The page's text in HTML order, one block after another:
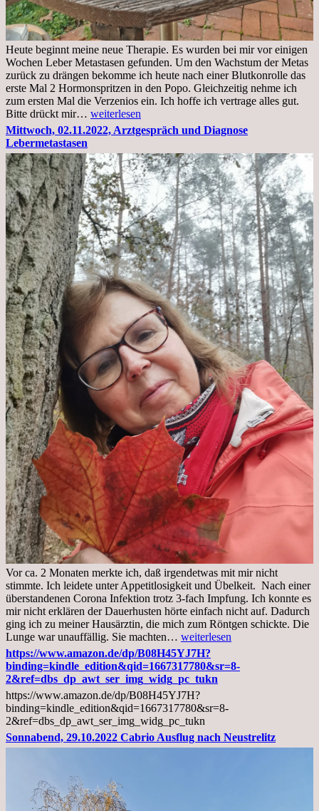
Heute beginnt meine neue Therapie. Es wurden bei mir vor einigen
Wochen Leber Metastasen gefunden. Um den Wachstum der Metas
zurück zu drängen bekomme ich heute nach einer Blutkonrolle das
erste Mal 2 Hormonspritzen in den Popo. Gleichzeitig nehme ich
zum ersten Mal die Verzenios ein. Ich hoffe ich vertrage alles gut.
Bitte drückt mir… Mittwoch,
09.11.2022
weiterlesen
Mittwoch, 02.11.2022, Arztgespräch und Diagnose
Lebermetastasen
Vor ca. 2 Monaten merkte ich, daß irgendetwas mit mir nicht
stimmte. Ich leidete unter Appetitlosigkeit und Übelkeit. Nach einer
überstandenen Corona Infektion trotz 3-fach Impfung. Ich konnte es
mir nicht erklären der Dauerhusten hörte einfach nicht auf. Dadurch
ging ich zu meiner Hausärztin, die mich zum Röntgen schickte. Die
Lunge war unauffällig. Sie machten… Mittwoch,
02.11.2022,
Arztgespräch
und
Diagnose
Lebermetastasen
weiterlesen
https://www.amazon.de/dp/B08H45YJ7H?
binding=kindle_edition&qid=1667317780&sr=8-
2&ref=dbs_dp_awt_ser_img_widg_pc_tukn
https://www.amazon.de/dp/B08H45YJ7H?
binding=kindle_edition&qid=1667317780&sr=8-
2&ref=dbs_dp_awt_ser_img_widg_pc_tukn
Sonnabend, 29.10.2022 Cabrio Ausflug nach Neustrelitz